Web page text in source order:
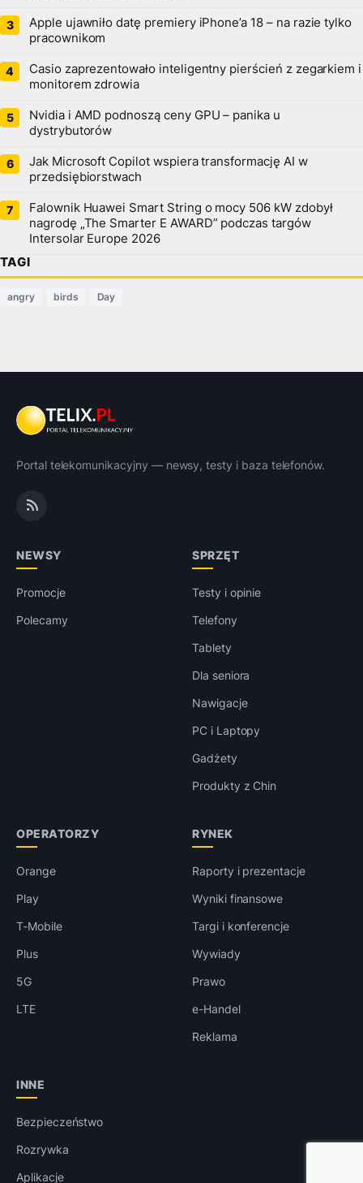
Apple ujawniło datę premiery iPhone’a 18 – na razie tylko
pracownikom
Casio zaprezentowało inteligentny pierścień z zegarkiem i
monitorem zdrowia
Nvidia i AMD podnoszą ceny GPU – panika u
dystrybutorów
Jak Microsoft Copilot wspiera transformację AI w
przedsiębiorstwach
Falownik Huawei Smart String o mocy 506 kW zdobył
nagrodę „The Smarter E AWARD” podczas targów
Intersolar Europe 2026
TAGI
angry birds Day
Portal telekomunikacyjny — newsy, testy i baza telefonów.
NEWSY
Promocje
Polecamy
SPRZĘT
Testy i opinie
Telefony
Tablety
Dla seniora
Nawigacje
PC i Laptopy
Gadżety
Produkty z Chin
OPERATORZY
Orange
Play
T-Mobile
Plus
5G
LTE
RYNEK
Raporty i prezentacje
Wyniki finansowe
Targi i konferencje
Wywiady
Prawo
e-Handel
Reklama
INNE
Bezpieczeństwo
Rozrywka
Aplikacje